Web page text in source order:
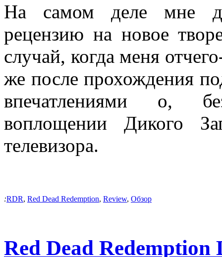
На самом деле мне
рецензию на новое
случай, когда меня
же после прохождения
впечатлениями о,
воплощении Дикого
телевизора.
:RDR, Red Dead Redemption, Review, Обзор
Red Dead